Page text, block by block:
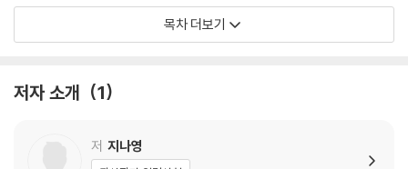
음이 흐르는 대로’ 살아가도 괜찮다는 용기가 될 것이며, 험난한 자신만의
삶의 여정에 작은 위로가 되어줄 것이다.
일상이 더는 일상이 아닌 순간
하나의 문이 닫히면 또 다른 문이 열린다는 것
아이 없는 삶을 받아들인다는 것
목차 더보기
저자 소개 1
저 지나영